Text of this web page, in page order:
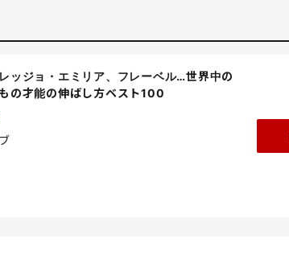
ッジョ・エミリア、フレーベル…世界中の
の才能の伸ばし方ベスト100